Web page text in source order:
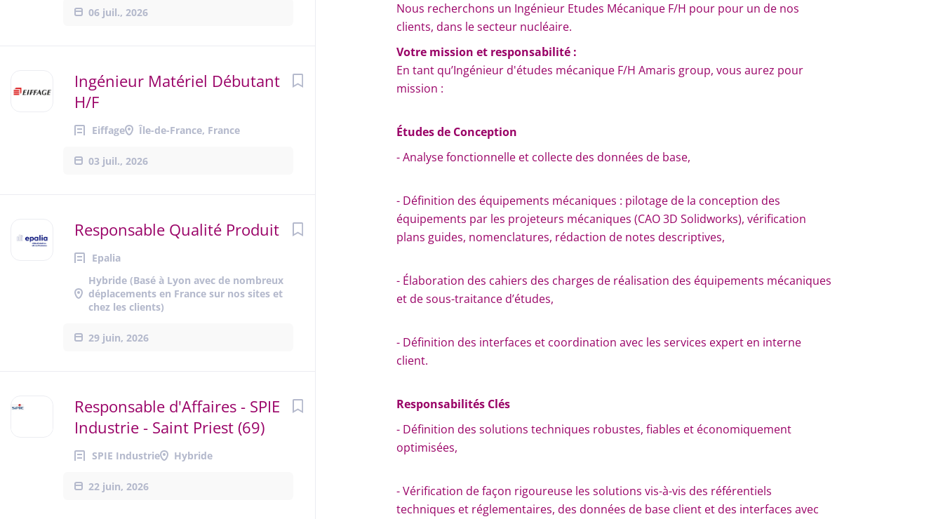
06 juil., 2026
Ingénieur Matériel Débutant
H/F
Eiffage Île-de-France, France
03 juil., 2026
Responsable Qualité Produit
Epalia
Hybride (Basé à Lyon avec de nombreux
déplacements en France sur nos sites et
chez les clients)
29 juin, 2026
Responsable d'Affaires - SPIE
Industrie - Saint Priest (69)
SPIE Industrie Hybride
22 juin, 2026
Nous recherchons un Ingénieur Etudes Mécanique F/H pour pour un de nos
clients, dans le secteur nucléaire.
Votre mission et responsabilité :
En tant qu’Ingénieur d'études mécanique F/H Amaris group, vous aurez pour
mission :
Études de Conception
- Analyse fonctionnelle et collecte des données de base,
- Définition des équipements mécaniques : pilotage de la conception des
équipements par les projeteurs mécaniques (CAO 3D Solidworks), vérification
plans guides, nomenclatures, rédaction de notes descriptives,
- Élaboration des cahiers des charges de réalisation des équipements mécaniques
et de sous-traitance d’études,
- Définition des interfaces et coordination avec les services expert en interne
client.
Responsabilités Clés
- Définition des solutions techniques robustes, fiables et économiquement
optimisées,
- Vérification de façon rigoureuse les solutions vis-à-vis des référentiels
techniques et réglementaires, des données de base client et des interfaces avec